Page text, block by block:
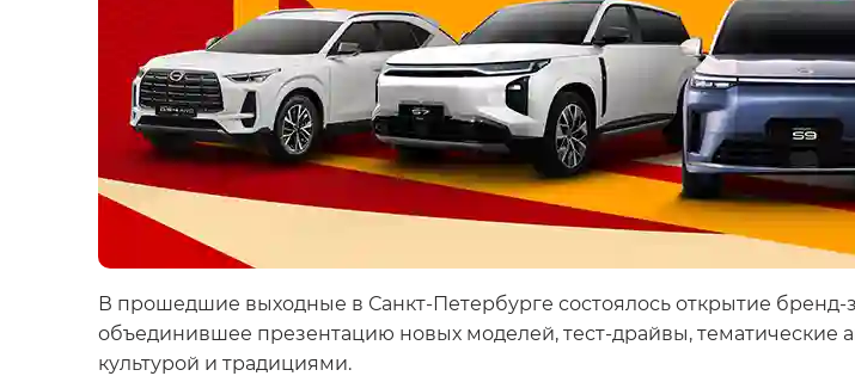
В прошедшие выходные в Санкт-Петербурге состоялось открытие бренд-
объединившее презентацию новых моделей, тест-драйвы, тематические
культурой и традициями.